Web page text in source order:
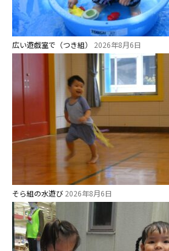
広い遊戯室で（つき組） 2026年8月6日
そら組の水遊び 2026年8月6日
園のこと
園舎案内
安⼼・安全対策
給⾷
課外教室
理事長のことば
教育と保育
美⽊多幼稚園の理想
園の1⽇
年間⾏事
預かり保育［ヒラソル ]